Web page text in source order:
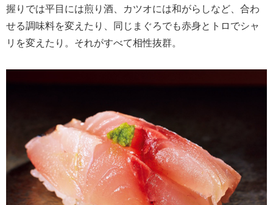
握りでは平目には煎り酒、カツオには和がらしなど、合わ
せる調味料を変えたり、同じまぐろでも赤身とトロでシャ
リを変えたり。それがすべて相性抜群。